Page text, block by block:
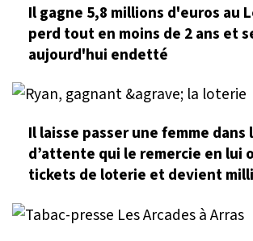
Il gagne 5,8 millions d'euros au
perd tout en moins de 2 ans et
aujourd'hui endetté
Il laisse passer une femme dans
d’attente qui le remercie en lui
tickets de loterie et devient